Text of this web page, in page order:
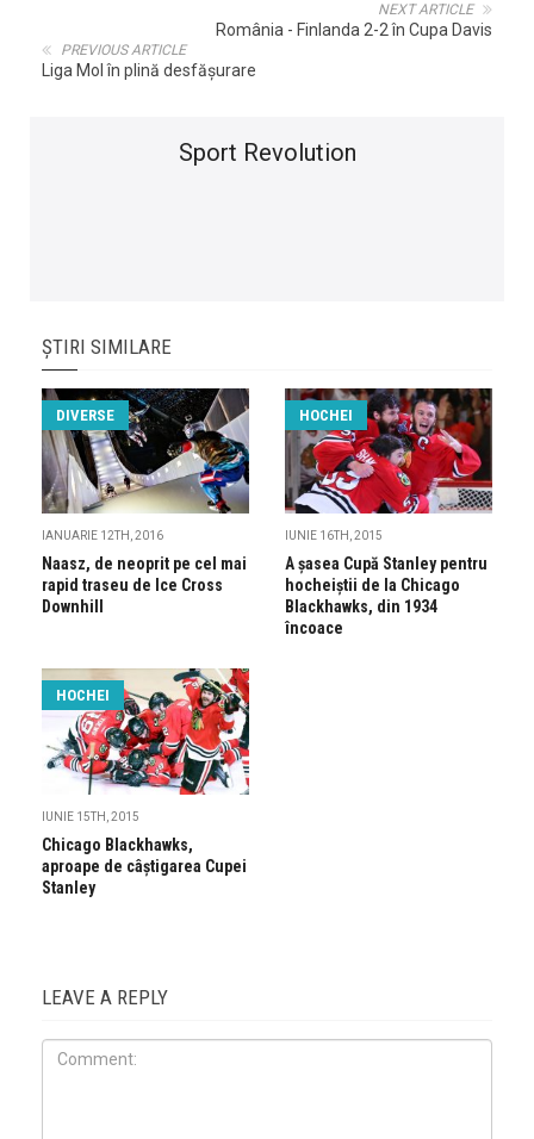
NEXT ARTICLE
România - Finlanda 2-2 în Cupa Davis
PREVIOUS ARTICLE
Liga Mol în plină desfăşurare
Sport Revolution
ȘTIRI SIMILARE
DIVERSE
IANUARIE 12TH, 2016
Naasz, de neoprit pe cel mai
rapid traseu de Ice Cross
Downhill
HOCHEI
IUNIE 16TH, 2015
A șasea Cupă Stanley pentru
hocheiștii de la Chicago
Blackhawks, din 1934
încoace
HOCHEI
IUNIE 15TH, 2015
Chicago Blackhawks,
aproape de câștigarea Cupei
Stanley
LEAVE A REPLY